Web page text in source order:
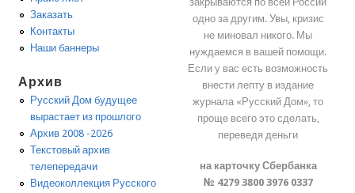
Заказать
Контакты
Наши баннеры
Архив
Русский Дом будущее
вырастает из прошлого
Архив 2008 -2026
Текстовый архив
телепередачи
Видеоколлекция Русского
одно за другим. Увы, кризис
не миновал никого. Мы
нуждаемся в вашей помощи.
Если у вас есть возможность
внести лепту в издание
журнала «Русский Дом», то
проще всего это сделать,
переведя деньги
на карточку Сбербанка
№ 4279 3800 3976 0337